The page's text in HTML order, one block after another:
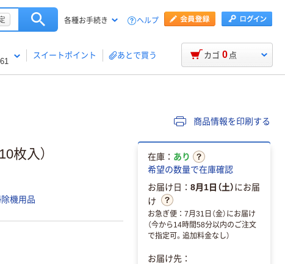
各種お手続き ヘルプ
スイートポイント あとで買う カゴ 0 点
商品情報を印刷する
枚入）
機用品
在庫： あり
希望の数量で在庫確認
お届け日： 8月1日（土）にお届
け
お急ぎ便：7月31日（金）にお届け
（今から14時間58分以内のご注文
で指定可。追加料金なし）
お届け先：